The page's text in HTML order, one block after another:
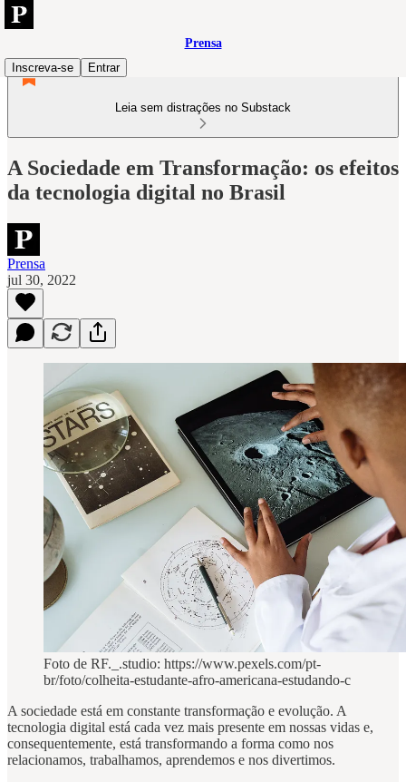
Prensa
Inscreva-se
Entrar
Leia sem distrações no Substack
A Sociedade em Transformação: os efeitos
da tecnologia digital no Brasil
Prensa
jul 30, 2022
Foto de RF._.studio: https://www.pexels.com/pt-
br/foto/colheita-estudante-afro-americana-estudando-c
A sociedade está em constante transformação e evolução. A
tecnologia digital está cada vez mais presente em nossas vidas e,
consequentemente, está transformando a forma como nos
relacionamos, trabalhamos, aprendemos e nos divertimos.